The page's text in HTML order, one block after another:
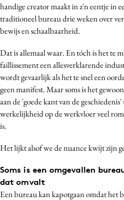
Purpose Marketing
Reputatie & crisis
handige creator maakt in z'n eentje in
traditioneel bureau drie weken over
bewijs en schaalbaarheid.
Dat is allemaal waar. En tóch is het te
faillissement een allesverklarende
wordt gevaarlijk als het te snel een
geen manifest. Maar soms is het
aan de 'goede kant van de
werkelijkheid op de werkvloer veel
is.
Het lijkt alsof we de nuance kwijt zijn
Soms is een omgevallen
dat omvalt
Een bureau kan kapotgaan omdat het